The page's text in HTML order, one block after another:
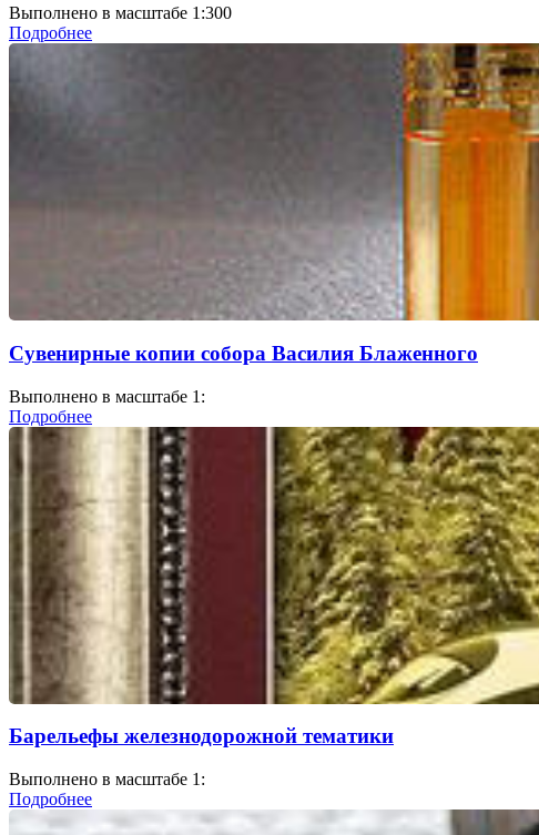
Выполнено в масштабе 1:300
Подробнее
Сувенирные копии собора Василия Блаженного
Выполнено в масштабе 1:
Подробнее
Барельефы железнодорожной тематики
Выполнено в масштабе 1:
Подробнее